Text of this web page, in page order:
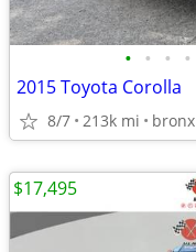
• • • •
2015 Toyota Corolla
8/7 213k mi bronx
$17,495